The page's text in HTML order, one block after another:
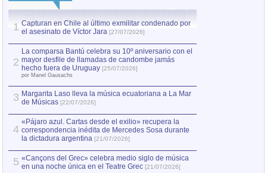
1 Capturan en Chile al último exmilitar condenado por
el asesinato de Víctor Jara [27/07/2026]
2
La comparsa Bantú celebra su 10º aniversario con el
mayor desfile de llamadas de candombe jamás
hecho fuera de Uruguay [25/07/2026]
por Manel Gausachs
3 Margarita Laso lleva la música ecuatoriana a La Mar
de Músicas [22/07/2026]
4
«Pájaro azul. Cartas desde el exilio» recupera la
correspondencia inédita de Mercedes Sosa durante
la dictadura argentina [21/07/2026]
5 «Cançons del Grec» celebra medio siglo de música
en una noche única en el Teatre Grec [21/07/2026]